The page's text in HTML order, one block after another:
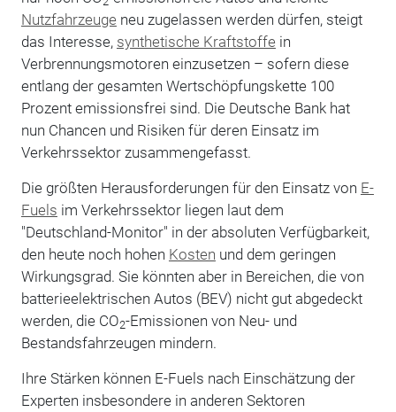
Nutzfahrzeuge neu zugelassen werden dürfen, steigt
das Interesse, synthetische Kraftstoffe in
Verbrennungsmotoren einzusetzen – sofern diese
entlang der gesamten Wertschöpfungskette 100
Prozent emissionsfrei sind. Die Deutsche Bank hat
nun Chancen und Risiken für deren Einsatz im
Verkehrssektor zusammengefasst.
Die größten Herausforderungen für den Einsatz von E-
Fuels im Verkehrssektor liegen laut dem
"Deutschland-Monitor" in der absoluten Verfügbarkeit,
den heute noch hohen Kosten und dem geringen
Wirkungsgrad. Sie könnten aber in Bereichen, die von
batterieelektrischen Autos (BEV) nicht gut abgedeckt
werden, die CO2-Emissionen von Neu- und
Bestandsfahrzeugen mindern.
Ihre Stärken können E-Fuels nach Einschätzung der
Experten insbesondere in anderen Sektoren